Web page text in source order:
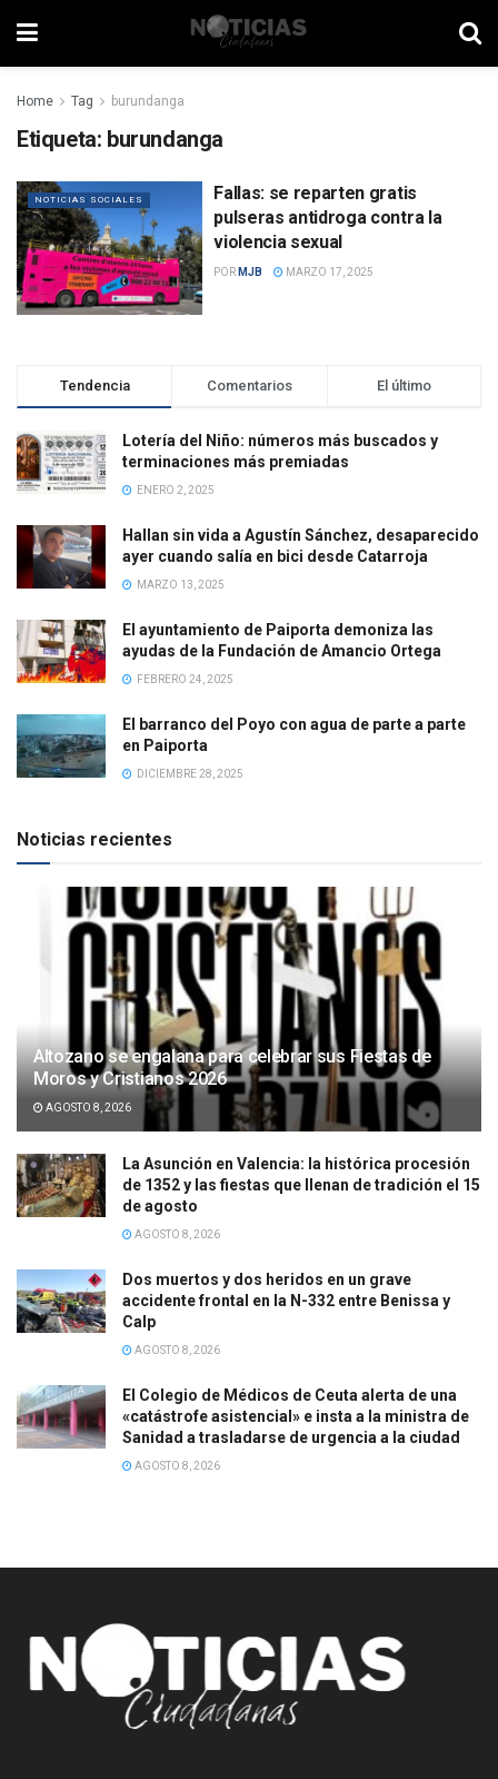
Home Tag burundanga
Etiqueta: burundanga
NOTICIAS SOCIALES
Fallas: se reparten gratis
pulseras antidroga contra la
violencia sexual
POR MJB MARZO 17, 2025
Tendencia Comentarios El último
Lotería del Niño: números más buscados y
terminaciones más premiadas
ENERO 2, 2025
Hallan sin vida a Agustín Sánchez, desaparecido
ayer cuando salía en bici desde Catarroja
MARZO 13, 2025
El ayuntamiento de Paiporta demoniza las
ayudas de la Fundación de Amancio Ortega
FEBRERO 24, 2025
El barranco del Poyo con agua de parte a parte
en Paiporta
DICIEMBRE 28, 2025
Noticias recientes
Altozano se engalana para celebrar sus Fiestas de
Moros y Cristianos 2026
AGOSTO 8, 2026
La Asunción en Valencia: la histórica procesión
de 1352 y las fiestas que llenan de tradición el 15
de agosto
AGOSTO 8, 2026
Dos muertos y dos heridos en un grave
accidente frontal en la N-332 entre Benissa y
Calp
AGOSTO 8, 2026
El Colegio de Médicos de Ceuta alerta de una
«catástrofe asistencial» e insta a la ministra de
Sanidad a trasladarse de urgencia a la ciudad
AGOSTO 8, 2026